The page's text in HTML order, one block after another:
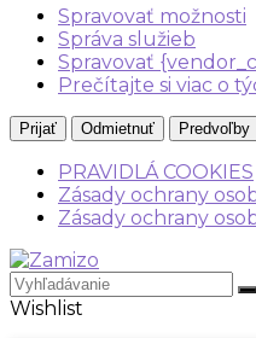
Spravovať možnosti
Správa služieb
Spravovať
Prečítajte si viac o
Prijať Odmietnuť Predvoľby
PRAVIDLÁ COOKIES
Zásady ochrany
Zásady ochrany
Wishlist